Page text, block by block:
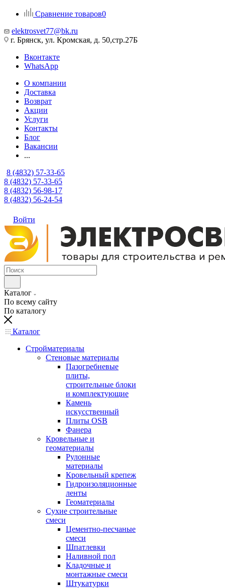
Сравнение товаров0
elektrosvet77@bk.ru
г. Брянск, ул. Кромская, д. 50,стр.27Б
Вконтакте
WhatsApp
О компании
Доставка
Возврат
Акции
Услуги
Контакты
Блог
Вакансии
...
8 (4832) 57-33-65
8 (4832) 57-33-65
8 (4832) 56-98-17
8 (4832) 56-24-54
Войти
Каталог
По всему сайту
По каталогу
Каталог
Стройматериалы
Стеновые материалы
Пазогребневые
плиты,
строительные блоки
и комплектующие
Камень
искусственный
Плиты OSB
Фанера
Кровельные и
геоматериалы
Рулонные
материалы
Кровельный крепеж
Гидроизоляционные
ленты
Геоматериалы
Сухие строительные
смеси
Цементно-песчаные
смеси
Шпатлевки
Наливной пол
Кладочные и
монтажные смеси
Штукатурки